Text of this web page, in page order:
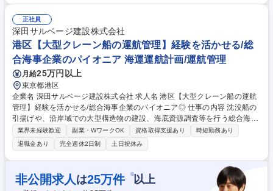
任せします。 【エリア】国内がメインですが、海外での業務の可能性もご
ざいます。案件が無い期間は東京支社への出社となります。※1チーム3名
での業務が主となりますが、期間やエリアにより、1～2名で業務する可能
性もございます。【入社後】現場にOJTで学んでいただき、半年～1年程
度で独り立ちいただく予定です。 募集職種 【大型クレーン船の運航管理
補佐】総合海事企業のパイオニア◎未経験歓迎！
正社員
深田サルベージ建設株式会社
港区【大型クレーン船の運航管理】経験を活かせる/総
合海事企業のパイオニア 海運運航計画/運航管理
月給25万円以上
東京都港区
企業名 深田サルベージ建設株式会社 求人名 港区【大型クレーン船の運航
管理】経験を活かせる/総合海事企業のパイオニア◎ 仕事の内容 沈没船の
引揚げや、沿岸域での大型構造物の建設、海底資源調査等を行う総合海事
会社の当社にて、洋上風力発電風車建設の為の大型クレーン船や事務所に
て下記のような各種【運航管理補佐】をお願いします。 【業務詳細】■客
先折衝■現場管理■船員管理■岸壁手配■資材手配■税関調整、他庶務全般を
お任せします。 【エリア】国内がメインですが、海外での業務の可能性も
ございます。案件が無い期間は東京支社への出社となります。※1チーム3
名での業務が主となりますが、期間やエリアにより、1～2名で業務する可
業界未経験歓迎 副業・WワークOK 資格取得支援あり
時短勤務あり
退職金あり
完全週休2日制 土日祝休み
非公開求人 は25万件 ※以上